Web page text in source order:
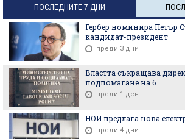
ПОСЛЕДНИТЕ 7 ДНИ
Гербер номинира Петър
кандидат-президент
преди 3 дни
Властта съкращава
подпомагане на 6
преди 1 ден
НОИ предлага нова
преди 4 дни